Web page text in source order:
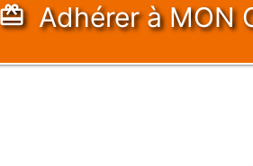
Adhérerà MON